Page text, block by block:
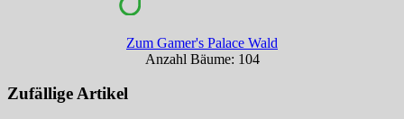
Zum Gamer's Palace Wald
Anzahl Bäume: 104
Zufällige Artikel